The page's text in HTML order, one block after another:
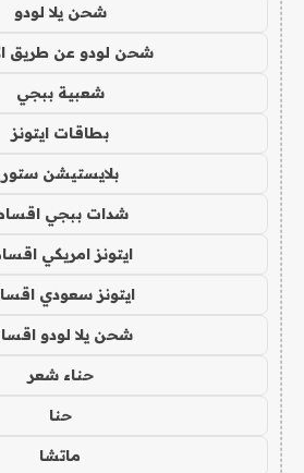
شحن يلا لودو
شحن لودو عن طريق
شعبية ببجي
بطاقات ايتونز
بلايستيشن ستور
شدات ببجي
ايتونز امريكي
ايتونز سعودي
شحن يلا لودو
حناء شعر
حنا
ماتشا